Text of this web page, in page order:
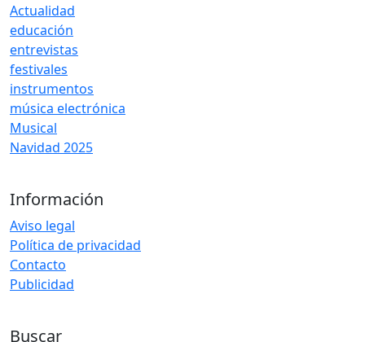
Actualidad
educación
entrevistas
festivales
instrumentos
música electrónica
Musical
Navidad 2025
Información
Aviso legal
Política de privacidad
Contacto
Publicidad
Buscar